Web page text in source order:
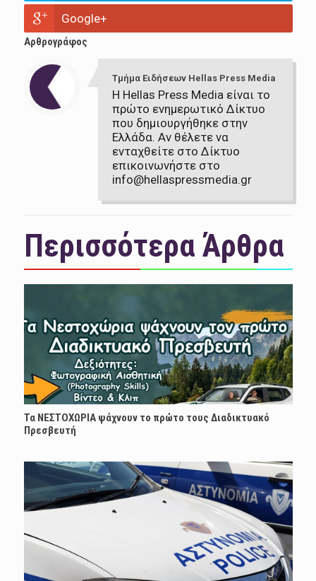
Google+
Αρθρογράφος
Τμήμα Ειδήσεων Hellas Press Media
Η Hellas Press Media είναι το
πρώτο ενημερωτικό Δίκτυο
που δημιουργήθηκε στην
Ελλάδα. Αν θέλετε να
ενταχθείτε στο Δίκτυο
επικοινωνήστε στο
info@hellaspressmedia.gr
Περισσότερα Άρθρα
Τα ΝΕΣΤΟΧΩΡΙΑ ψάχνουν το πρώτο τους Διαδικτυακό
Πρεσβευτή